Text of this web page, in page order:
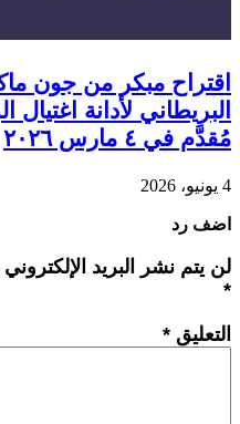
اقتراح مبكر من جون
البريطاني لأدانة
مُقدَّم في ٤ مارس ٢٠٢٦
4 يونيو، 2026
اضف رد
لن يتم نشر البريد
*
التعليق *